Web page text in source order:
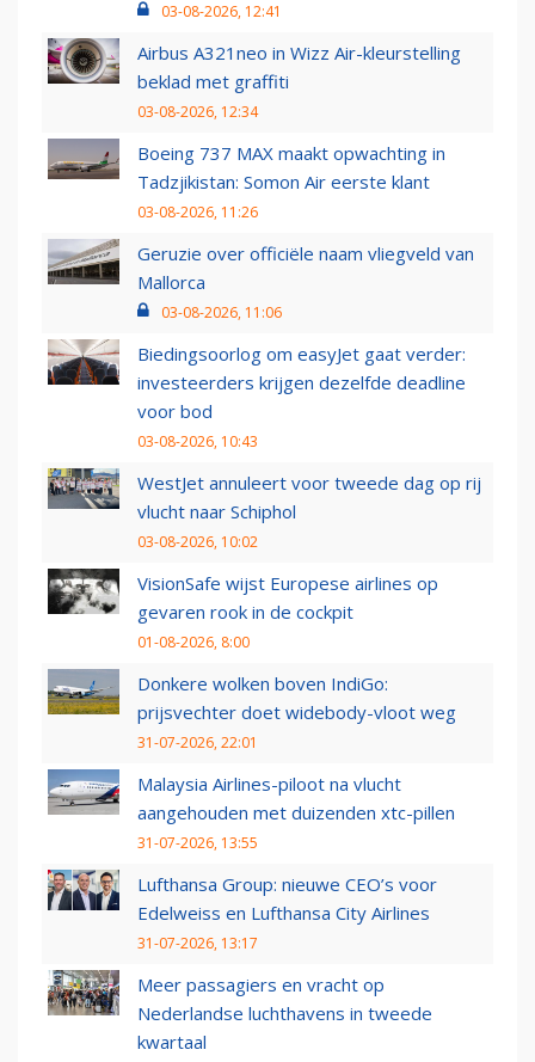
03-08-2026, 12:41
Airbus A321neo in Wizz Air-kleurstelling
beklad met graffiti
03-08-2026, 12:34
Boeing 737 MAX maakt opwachting in
Tadzjikistan: Somon Air eerste klant
03-08-2026, 11:26
Geruzie over officiële naam vliegveld van
Mallorca
03-08-2026, 11:06
Biedingsoorlog om easyJet gaat verder:
investeerders krijgen dezelfde deadline
voor bod
03-08-2026, 10:43
WestJet annuleert voor tweede dag op rij
vlucht naar Schiphol
03-08-2026, 10:02
VisionSafe wijst Europese airlines op
gevaren rook in de cockpit
01-08-2026, 8:00
Donkere wolken boven IndiGo:
prijsvechter doet widebody-vloot weg
31-07-2026, 22:01
Malaysia Airlines-piloot na vlucht
aangehouden met duizenden xtc-pillen
31-07-2026, 13:55
Lufthansa Group: nieuwe CEO’s voor
Edelweiss en Lufthansa City Airlines
31-07-2026, 13:17
Meer passagiers en vracht op
Nederlandse luchthavens in tweede
kwartaal